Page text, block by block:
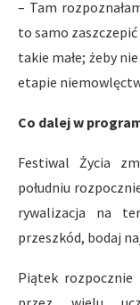
– Tam
to samo
takie małe; żeby
etapie
Co dalej w
Festiwal Życia
południu
rywalizacja na
przeszkód, bodaj
Piątek rozpocznie